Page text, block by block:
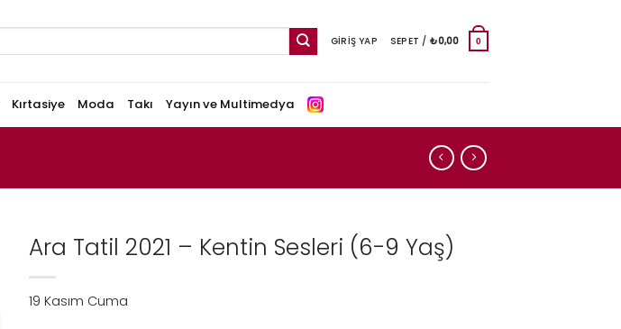
GIRIŞ YAP SEPET / ₺0,00 0
Kırtasiye Moda Takı Yayın ve Multimedya
Ara Tatil 2021 – Kentin Sesleri (6-9 Yaş)
19 Kasım Cuma